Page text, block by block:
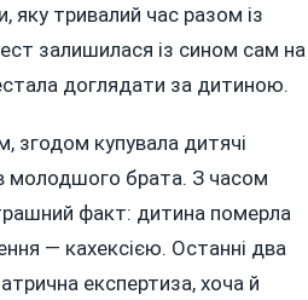
яку тривалий час разом із
залишилася із сином сам на
доглядати за дитиною.
згодом купувала дитячі
молодшого брата. З часом
факт: дитина померла
— кахексією. Останні два
експертиза, хоча й